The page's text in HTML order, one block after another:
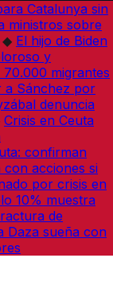
Catalunya sin
ministros sobre
◆ El hijo de Biden
y
migrantes
a Sánchez por
denuncia
Crisis en Ceuta
confirman
con acciones si
por crisis en
10% muestra
de
Daza sueña con